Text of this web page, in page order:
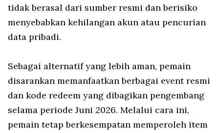
tidak berasal dari sumber resmi dan berisiko
menyebabkan kehilangan akun atau pencurian
data pribadi.
Sebagai alternatif yang lebih aman, pemain
disarankan memanfaatkan berbagai event resmi
dan kode redeem yang dibagikan pengembang
selama periode Juni 2026. Melalui cara ini,
pemain tetap berkesempatan memperoleh item